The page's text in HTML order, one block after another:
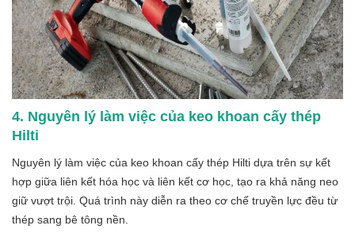
4. Nguyên lý làm việc của keo khoan cấy thép
Hilti
Nguyên lý làm việc của keo khoan cấy thép Hilti dựa trên sự kết
hợp giữa liên kết hóa học và liên kết cơ học, tạo ra khả năng neo
giữ vượt trội. Quá trình này diễn ra theo cơ chế truyền lực đều từ
thép sang bê tông nền.